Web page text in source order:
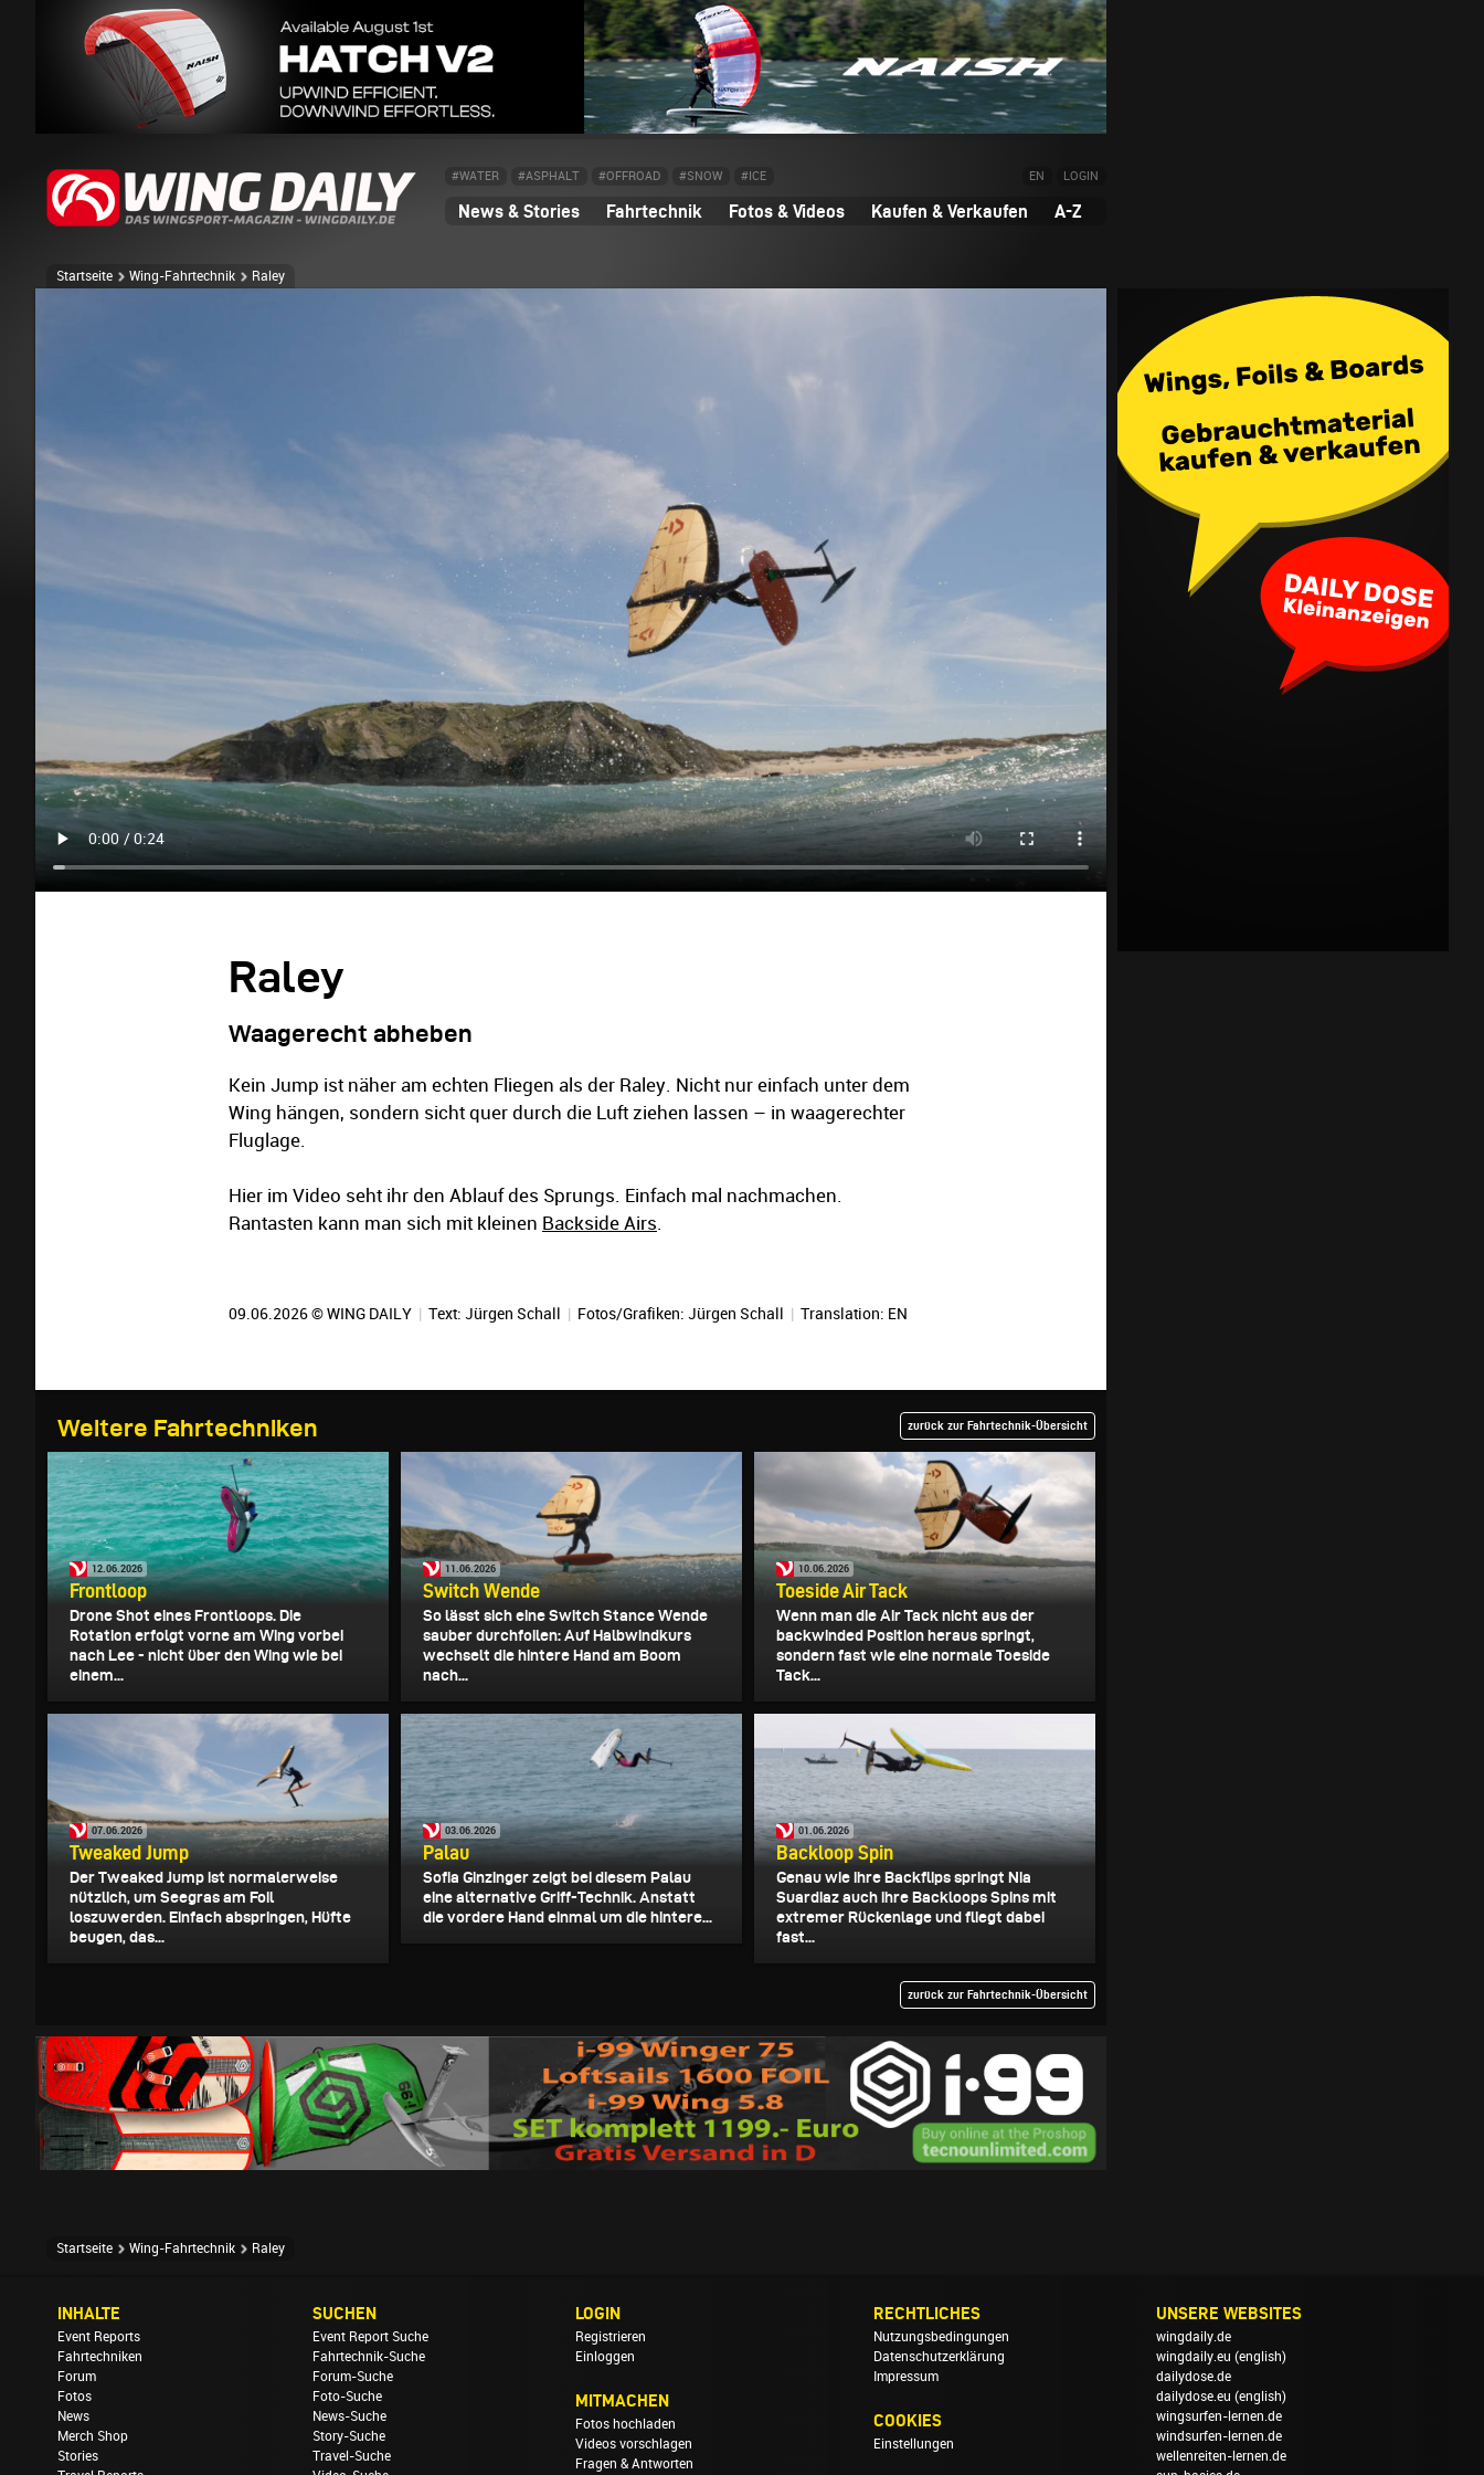
#WATER #ASPHALT #OFFROAD #SNOW #ICE EN LOGIN
News & Stories Fahrtechnik Fotos & Videos Kaufen & Verkaufen A-Z
Startseite Wing-Fahrtechnik Raley
Raley
Waagerecht abheben
Kein Jump ist näher am echten Fliegen als der Raley. Nicht nur einfach unter dem
Wing hängen, sondern sicht quer durch die Luft ziehen lassen – in waagerechter
Fluglage.
Hier im Video seht ihr den Ablauf des Sprungs. Einfach mal nachmachen.
Rantasten kann man sich mit kleinen Backside Airs
09.06.2026 © WING DAILY | Text: Jürgen Schall | Fotos/Grafiken: Jürgen Schall | Translation: EN
Weitere Fahrtechniken zurück zur Fahrtechnik-Übersicht
12.06.2026
Frontloop
Drone Shot eines Frontloops. Die
Rotation erfolgt vorne am Wing vorbei
nach Lee - nicht über den Wing wie bei
einem...
11.06.2026
Switch Wende
So lässt sich eine Switch Stance Wende
sauber durchfoilen: Auf Halbwindkurs
wechselt die hintere Hand am Boom
nach...
10.06.2026
Toeside Air Tack
Wenn man die Air Tack nicht aus der
backwinded Position heraus springt,
sondern fast wie eine normale Toeside
Tack...
07.06.2026
Tweaked Jump
Der Tweaked Jump ist normalerweise
nützlich, um Seegras am Foil
loszuwerden. Einfach abspringen, Hüfte
beugen, das...
03.06.2026
Palau
Sofia Ginzinger zeigt bei diesem Palau
eine alternative Griff-Technik. Anstatt
die vordere Hand einmal um die hintere...
01.06.2026
Backloop Spin
Genau wie ihre Backflips springt Nia
Suardiaz auch ihre Backloops Spins mit
extremer Rückenlage und fliegt dabei
fast...
zurück zur Fahrtechnik-Übersicht
Startseite Wing-Fahrtechnik Raley
INHALTE
Event Reports
Fahrtechniken
Forum
Fotos
News
Merch Shop
Stories
SUCHEN
Event Report Suche
Fahrtechnik-Suche
Forum-Suche
Foto-Suche
News-Suche
Story-Suche
Travel-Suche
LOGIN
Registrieren
Einloggen
MITMACHEN
Fotos hochladen
Videos vorschlagen
Fragen & Antworten
RECHTLICHES
Nutzungsbedingungen
Datenschutzerklärung
Impressum
COOKIES
Einstellungen
UNSERE WEBSITES
wingdaily.de
wingdaily.eu (english)
dailydose.de
dailydose.eu (english)
wingsurfen-lernen.de
windsurfen-lernen.de
wellenreiten-lernen.de